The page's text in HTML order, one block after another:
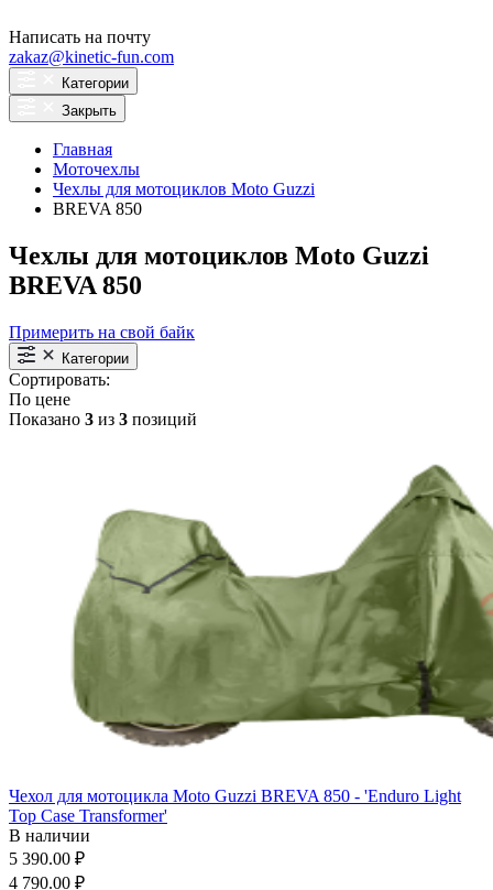
Написать на почту
zakaz@kinetic-fun.com
Категории
Закрыть
Главная
Моточехлы
Чехлы для мотоциклов Moto Guzzi
BREVA 850
Чехлы для мотоциклов Moto Guzzi
BREVA 850
Примерить на свой байк
Категории
Сортировать:
По цене
Показано 3 из 3 позиций
Чехол для мотоцикла Moto Guzzi BREVA 850 - 'Enduro Light
Top Case Transformer'
В наличии
5 390.00 ₽
4 790.00 ₽